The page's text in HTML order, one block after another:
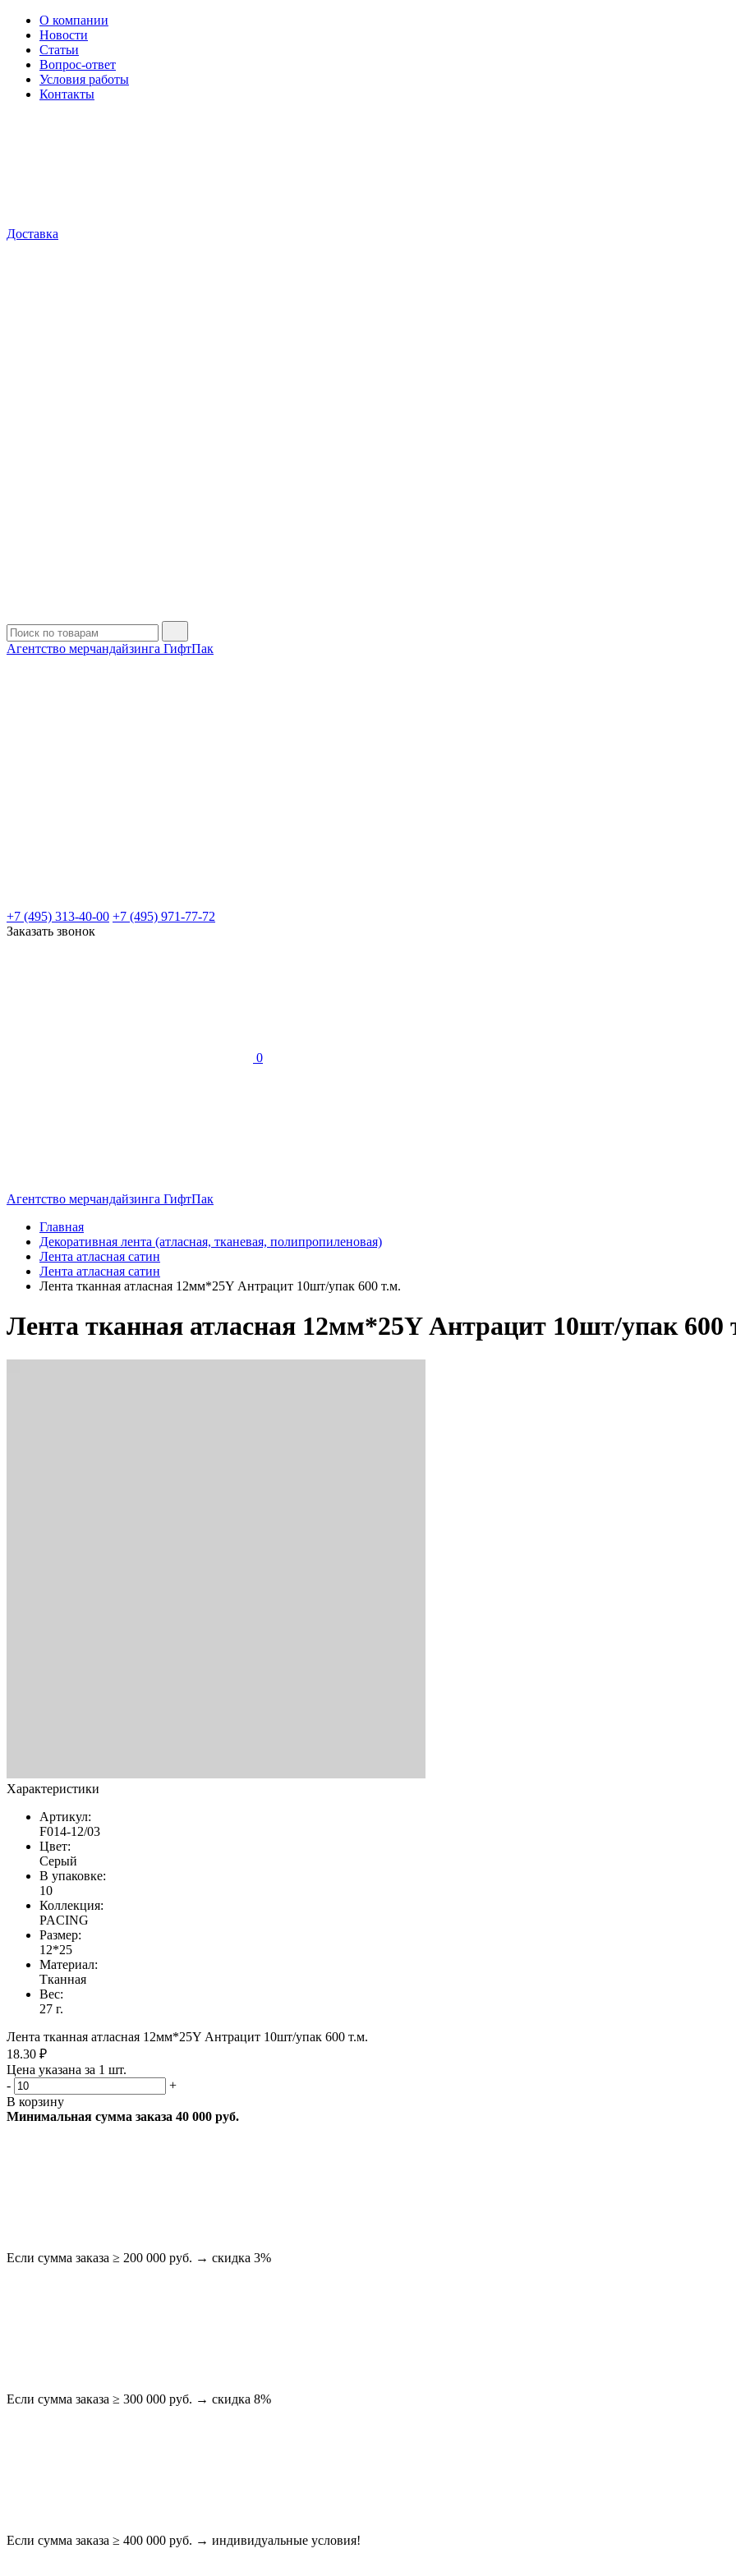
О компании
Новости
Статьи
Вопрос-ответ
Условия работы
Контакты
Доставка
Агентство мерчандайзинга ГифтПак
+7 (495) 313-40-00 +7 (495) 971-77-72
Заказать звонок
0
Агентство мерчандайзинга ГифтПак
Главная
Декоративная лента (атласная, тканевая, полипропиленовая)
Лента атласная сатин
Лента атласная сатин
Лента тканная атласная 12мм*25Y Антрацит 10шт/упак 600 т.м.
Лента тканная атласная 12мм*25Y Антрацит 10шт/упак 600
Характеристики
Артикул:
F014-12/03
Цвет:
Серый
В упаковке:
10
Коллекция:
PACING
Размер:
12*25
Материал:
Тканная
Вес:
27 г.
Лента тканная атласная 12мм*25Y Антрацит 10шт/упак 600 т.м.
18.30 ₽
Цена указана за 1 шт.
-
+
В корзину
Минимальная сумма заказа 40 000 руб.
Если сумма заказа ≥ 200 000 руб. → скидка 3%
Если сумма заказа ≥ 300 000 руб. → скидка 8%
Если сумма заказа ≥ 400 000 руб. → индивидуальные условия!